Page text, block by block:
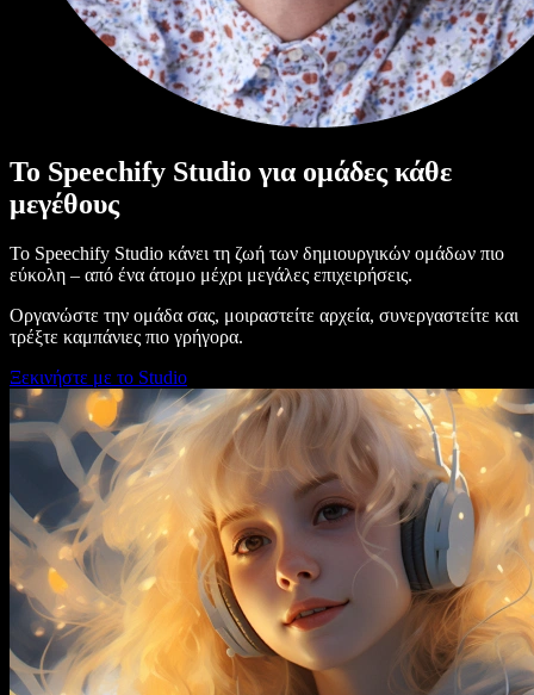
Το Speechify Studio για ομάδες κάθε
μεγέθους
Το Speechify Studio κάνει τη ζωή των δημιουργικών ομάδων πιο
εύκολη – από ένα άτομο μέχρι μεγάλες επιχειρήσεις.
Οργανώστε την ομάδα σας, μοιραστείτε αρχεία, συνεργαστείτε και
τρέξτε καμπάνιες πιο γρήγορα.
Ξεκινήστε με το Studio